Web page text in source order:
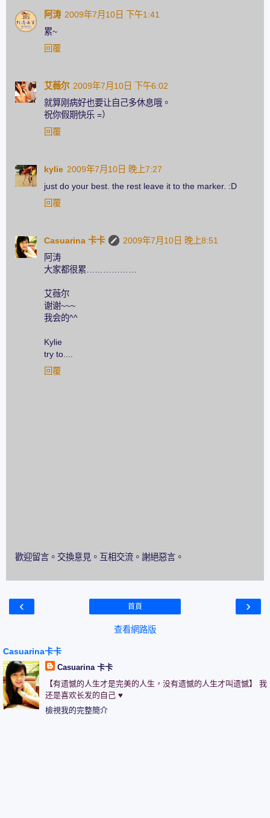
阿涛 2009年7月10日 下午1:41
累~
回覆
艾薇尔 2009年7月10日 下午6:02
就算刚病好也要让自己多休息哦。
祝你假期快乐 =）
回覆
kylie 2009年7月10日 晚上7:27
just do your best. the rest leave it to the marker. :D
回覆
Casuarina 卡卡
2009年7月10日 晚上8:51
阿涛
大家都很累………………
艾薇尔
谢谢~~~
我会的^^
Kylie
try to....
回覆
歡迎留言。交換意見。互相交流。謝絕惡言。
‹ ›
首頁
查看網路版
Casuarina卡卡
Casuarina 卡卡
【有遗憾的人生才是完美的人生，没有遗憾的人生才叫遗憾】 我
还是喜欢长发的自己 ♥
檢視我的完整簡介